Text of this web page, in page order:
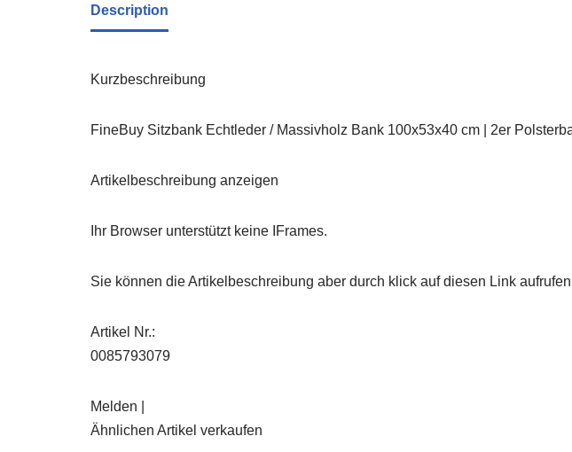
Description
Kurzbeschreibung
FineBuy Sitzbank Echtleder / Massivholz Bank 100x53x40 cm | 2er
Artikelbeschreibung anzeigen
Ihr Browser unterstützt keine IFrames.
Sie können die Artikelbeschreibung aber durch klick auf diesen Link
Artikel Nr.:
0085793079
Melden |
Ähnlichen Artikel verkaufen